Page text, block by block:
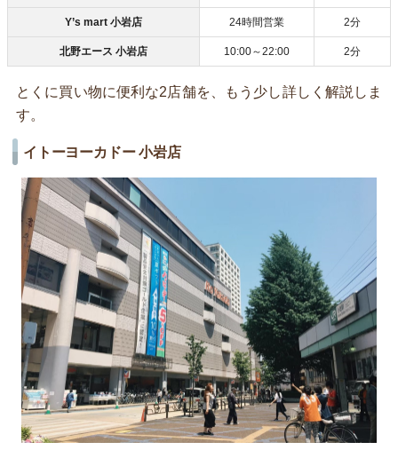
Y’s mart 小岩店 24時間営業 2分
北野エース 小岩店 10:00～22:00 2分
とくに買い物に便利な2店舗を、もう少し詳しく解説しま
す。
イトーヨーカドー 小岩店